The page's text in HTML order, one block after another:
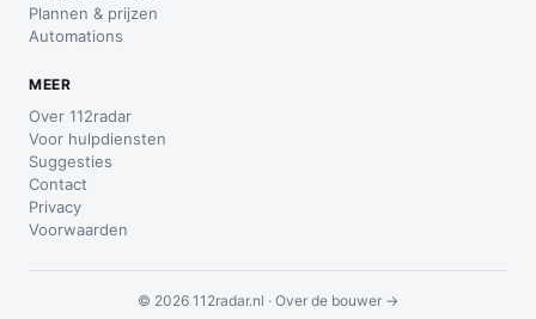
Plannen & prijzen
Automations
MEER
Over 112radar
Voor hulpdiensten
Suggesties
Contact
Privacy
Voorwaarden
© 2026 112radar.nl · Over de bouwer →